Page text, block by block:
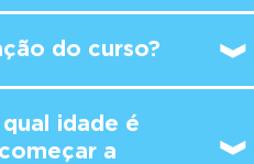
do curso?
idade é
começar a